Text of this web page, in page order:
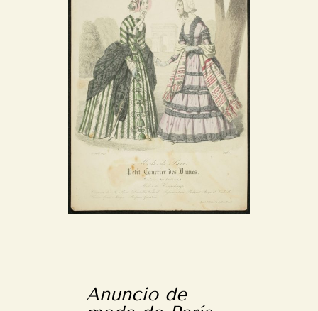
Anuncio de